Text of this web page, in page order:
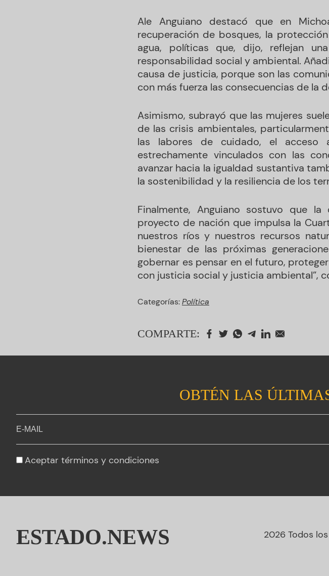
Ale Anguiano destacó que en
recuperación de bosques, la
agua, políticas que, dijo, reflejan
responsabilidad social y ambiental.
causa de justicia, porque son las
con más fuerza las consecuencias de la
Asimismo, subrayó que las mujeres
de las crisis ambientales,
las labores de cuidado, el acceso
estrechamente vinculados con las
avanzar hacia la igualdad sustantiva
la sostenibilidad y la resiliencia de los
Finalmente, Anguiano sostuvo que
proyecto de nación que impulsa la
nuestros ríos y nuestros recursos
bienestar de las próximas
gobernar es pensar en el futuro,
con justicia social y justicia ambiental”,
Categorías:Política
COMPARTE:
OBTÉN LAS
Aceptar términos y condiciones
ESTADO.NEWS 2026 Todos